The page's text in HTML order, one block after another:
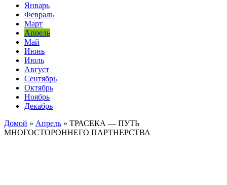
Январь
Февраль
Март
Апрель
Май
Июнь
Июль
Август
Сентябрь
Октябрь
Ноябрь
Декабрь
Домой » Апрель » ТРАСЕКА — ПУТЬ
МНОГОСТОРОННЕГО ПАРТНЕРСТВА